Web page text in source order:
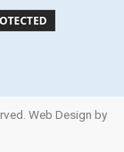
Web Design by